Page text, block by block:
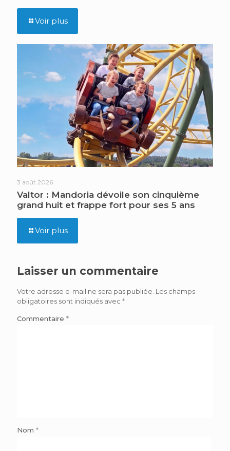
Voir plus
3 août 2026
Valtor : Mandoria dévoile son cinquième
grand huit et frappe fort pour ses 5 ans
Voir plus
Laisser un commentaire
Votre adresse e-mail ne sera pas publiée. Les champs
obligatoires sont indiqués avec *
Commentaire *
Nom *